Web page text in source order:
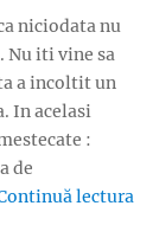
niciodata nu
Nu iti vine sa
a incoltit un
In acelasi
:
de
lectura